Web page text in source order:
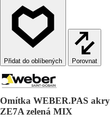
Porovnat
Omítka WEBER.PAS
ZE7A zelená MIX